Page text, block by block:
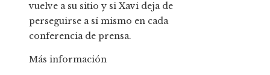
vuelve a su sitio y si Xavi deja de
perseguirse a sí mismo en cada
conferencia de prensa.
Más información